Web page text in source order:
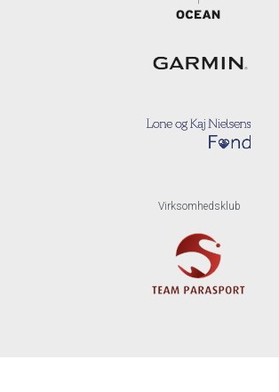
Virksomhedsklub